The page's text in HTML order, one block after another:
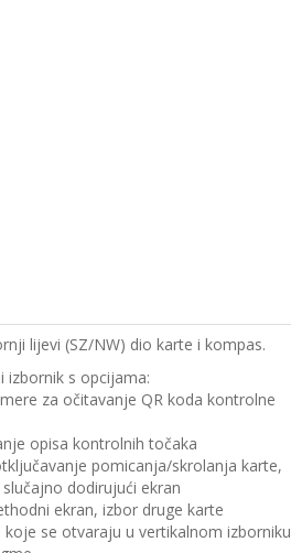
lijevi (SZ/NW) dio karte i kompas.
izbornik s opcijama:
za očitavanje QR koda kontrolne
opisa kontrolnih točaka
pomicanja/skrolanja karte,
dodirujući ekran
ekran, izbor druge karte
se otvaraju u vertikalnom izborniku